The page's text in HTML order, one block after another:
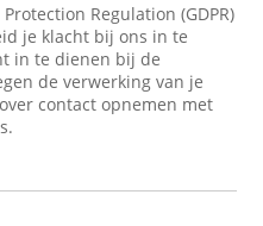
Regulation (GDPR)
je klacht bij ons in te
in te dienen bij de
de verwerking van je
contact opnemen met